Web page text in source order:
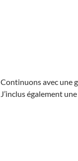
Continuons avec une
J’inclus également